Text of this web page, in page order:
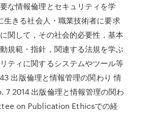
な情報倫理とセキュリティを学
生きる社会人・職業技術者に要求
関して，その社会的必要性，基本
規範・指針，関連する法規を学ぶ
ティに関するシステムやツール等
出版倫理と情報管理の関わり 情
7 2014 出版倫理と情報管理の関わ
on Publication Ethicsでの経